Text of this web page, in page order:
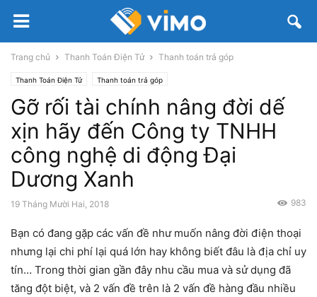
Trang chủ Thanh Toán Điện Tử Thanh toán trả góp
Thanh Toán Điện Tử Thanh toán trả góp
Gỡ rối tài chính nâng đời dế
xịn hãy đến Công ty TNHH
công nghệ di động Đại
Dương Xanh
19 Tháng Mười Hai, 2018 983
Bạn có đang gặp các vấn đề như muốn nâng đời điện thoại
nhưng lại chi phí lại quá lớn hay không biết đâu là địa chỉ uy
tín… Trong thời gian gần đây nhu cầu mua và sử dụng đã
tăng đột biệt, và 2 vấn đề trên là 2 vấn đề hàng đầu nhiều